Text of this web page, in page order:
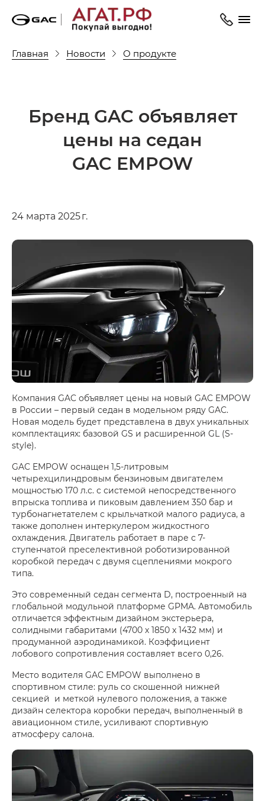
Главная Новости О продукте
Бренд GAC объявляет
цены на седан
GAC EMPOW
24 марта 2025 г.
Компания GAC объявляет цены на новый GAC EMPOW
в России – первый седан в модельном ряду GAC.
Новая модель будет представлена в двух уникальных
комплектациях: базовой GS и расширенной GL (S-
style).
GAC EMPOW оснащен 1,5-литровым
четырехцилиндровым бензиновым двигателем
мощностью 170 л.с. с системой непосредственного
впрыска топлива и пиковым давлением 350 бар и
турбонагнетателем с крыльчаткой малого радиуса, а
также дополнен интеркулером жидкостного
охлаждения. Двигатель работает в паре с 7-
ступенчатой преселективной роботизированной
коробкой передач с двумя сцеплениями мокрого
типа.
Это современный седан сегмента D, построенный на
глобальной модульной платформе GPMA. Автомобиль
отличается эффектным дизайном экстерьера,
солидными габаритами (4700 х 1850 x 1432 мм) и
продуманной аэродинамикой. Коэффициент
лобового сопротивления составляет всего 0,26.
Место водителя GAC EMPOW выполнено в
спортивном стиле: руль со скошенной нижней
секцией и меткой нулевого положения, а также
дизайн селектора коробки передач, выполненный в
авиационном стиле, усиливают спортивную
атмосферу салона.